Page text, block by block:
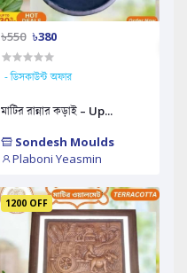
৳550 ৳380
- ডিসকাউন্ট অফার
মাটির রান্নার কড়াই – Up...
Sondesh Moulds
Plaboni Yeasmin
1200 OFF